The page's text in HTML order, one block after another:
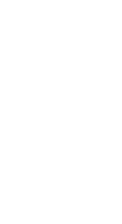
Todos esos
protegida. Hay
programaron
por lo que hay
La
los impuestos
apoyándose en
momentos de